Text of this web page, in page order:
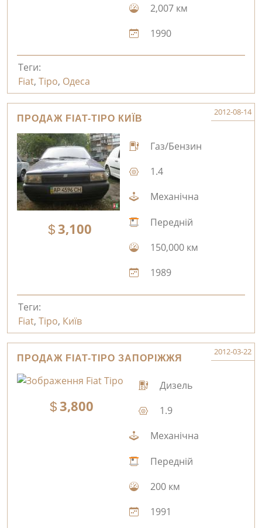
2,007 км
1990
Теги:
Fiat, Tipo, Одеса
ПРОДАЖ FIAT-TIPO КИЇВ
2012-08-14
3,100
Газ/Бензин
1.4
Механічна
Передній
150,000 км
1989
Теги:
Fiat, Tipo, Київ
ПРОДАЖ FIAT-TIPO ЗАПОРІЖЖЯ
2012-03-22
3,800
Дизель
1.9
Механічна
Передній
200 км
1991